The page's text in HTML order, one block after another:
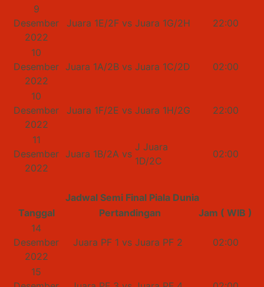
9
Desember
2022
Juara 1E/2F vs Juara 1G/2H 22:00
10
Desember
2022
Juara 1A/2B vs Juara 1C/2D 02:00
10
Desember
2022
Juara 1F/2E vs Juara 1H/2G 22:00
11
Desember
2022
Juara 1B/2A vs
J Juara
1D/2C
02:00
Jadwal Semi Final Piala Dunia
Tanggal
Pertandingan
Jam ( WIB )
14
Desember
2022
Juara PF 1 vs Juara PF 2 02:00
15